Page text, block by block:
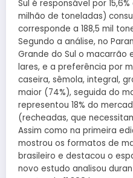
Sul é responsável por
milhão de toneladas)
corresponde a 188,5 mil
Segundo a análise, no
Grande do Sul o macarrão
lares, e a preferência por
caseira, sêmola, integral,
maior (74%), seguida do
representou 18% do
(recheadas, que
Assim como na primeira
mostrou os formatos de
brasileiro e destacou o
novo estudo analisou